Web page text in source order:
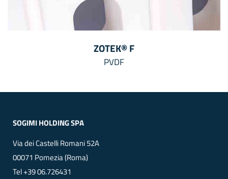
ZOTEK® F
PVDF
SOGIMI HOLDING SPA
Via dei Castelli Romani 52A
00071 Pomezia (Roma)
Tel+39 06.726431